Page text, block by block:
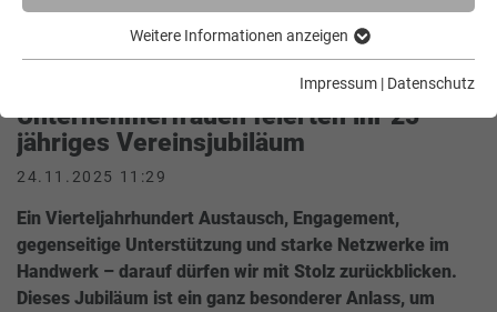
Weitere Informationen anzeigen
Impressum | Datenschutz
Unternehmerfrauen feierten ihr 25-
jähriges Vereinsjubiläum
24.11.2025 11:29
Ein Vierteljahrhundert Austausch, Engagement,
gegenseitige Unterstützung und starke Netzwerke im
Handwerk – darauf dürfen wir mit Stolz zurückblicken.
Dieses Jubiläum ist ein ganz besonderer Anlass, um